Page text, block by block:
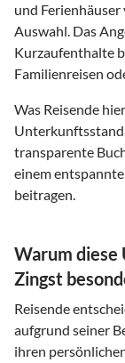
und
Auswahl. Das
Kurzaufenthalte
Familienreisen
Was Reisende
transparente
einem
beitragen.
Warum diese
Zingst
Reisende
aufgrund seiner
ihren